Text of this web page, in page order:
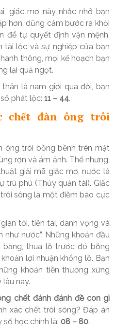
giấc mơ này nhắc nhở bạn
hơn, dũng cảm bước ra khỏi
để tự quyết định vận mệnh.
tài lộc và sự nghiệp của bạn
thông, mọi kế hoạch bạn
lại quả ngọt.
là nam giới qua đời, bạn
phát lộc:11 – 44.
chết đàn ông trôi
ông trôi bồng bềnh trên mặt
rợn và ám ảnh. Thế nhưng,
giải mã giấc mơ, nước là
trù phú (Thủy quản tài). Giấc
sông là một điềm báo cực
tới, tiền tài, danh vọng và
như nước”. Những khoản đầu
thua lỗ trước đó bỗng
lợi nhuận khổng lồ. Bạn
khoản tiền thưởng xứng
nay.
chết đánh đánh đề con gì
xác chết trôi sông? Đáp án
học chính là: 08 – 80.